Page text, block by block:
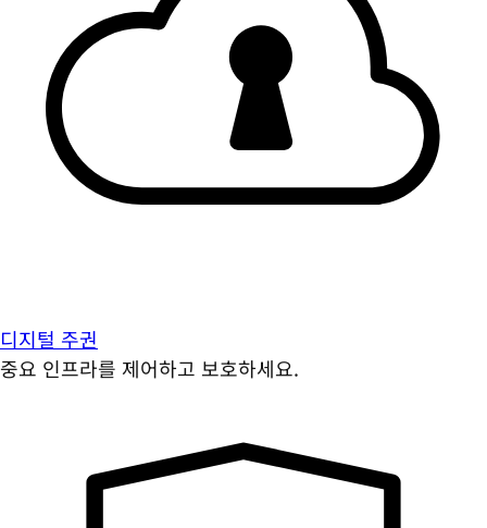
디지털 주권
중요 인프라를 제어하고 보호하세요.